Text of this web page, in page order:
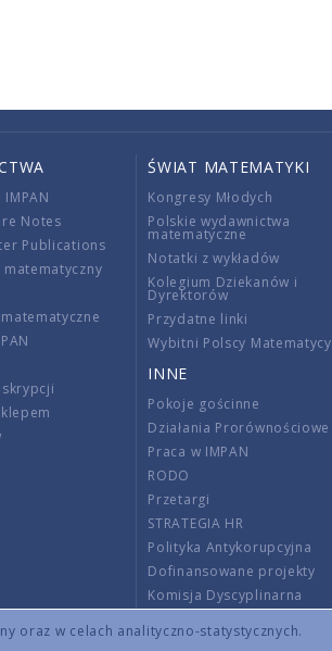
oraz w celach analityczno-statystycznych.
Notes
Publications
ŚWIAT MATEMATYKI
Kongresy Młodych
Polskie wydawnictwa
matematyczne
Notatki z wykładów
Kolegium Dziekanów i
Dyrektorów
Przydatne linki
Wybitni Polscy Matematycy
INNE
Pokoje gościnne
Działania Prorównościowe
Praca w IMPAN
RODO
Przetargi
STRATEGIA HR
Polityka Antykorupcyjna
Dofinansowane projekty
Komisja Dyscyplinarna
Wnoszenie opłat